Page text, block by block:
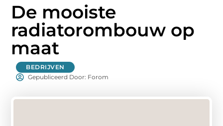
De mooiste
radiatorombouw op
maat
BEDRIJVEN
Gepubliceerd Door: Forom